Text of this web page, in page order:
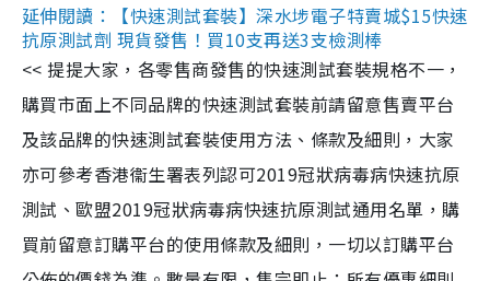
延伸閱讀：【快速測試套裝】深水埗電子特賣城$15快速
抗原測試劑 現貨發售！買10支再送3支檢測棒
<< 提提大家，各零售商發售的快速測試套裝規格不一，
購買市面上不同品牌的快速測試套裝前請留意售賣平台
及該品牌的快速測試套裝使用方法、條款及細則，大家
亦可參考香港衞生署表列認可2019冠狀病毒病快速抗原
測試、歐盟2019冠狀病毒病快速抗原測試通用名單，購
買前留意訂購平台的使用條款及細則，一切以訂購平台